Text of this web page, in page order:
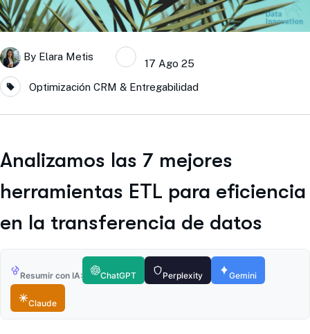
By Elara Metis
17 Ago 25
Optimización CRM & Entregabilidad
Analizamos las 7 mejores
herramientas ETL para eficiencia
en la transferencia de datos
Resumir con IA: ChatGPT Perplexity Gemini
Claude